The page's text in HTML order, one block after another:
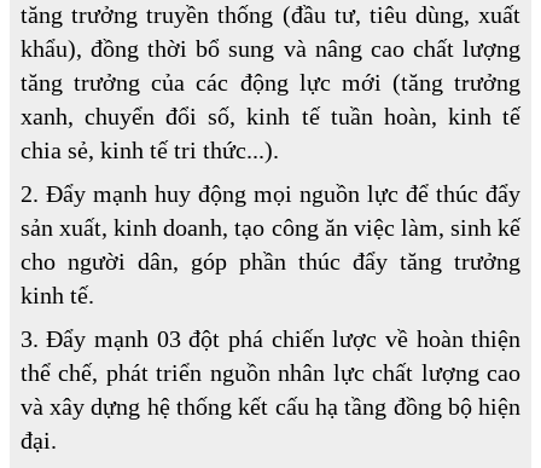
tăng trưởng truyền thống (đầu tư, tiêu dùng, xuất
khẩu), đồng thời bổ sung và nâng cao chất lượng
tăng trưởng của các động lực mới (tăng trưởng
xanh, chuyển đổi số, kinh tế tuần hoàn, kinh tế
chia sẻ, kinh tế tri thức...).
2. Đẩy mạnh huy động mọi nguồn lực để thúc đẩy
sản xuất, kinh doanh, tạo công ăn việc làm, sinh kế
cho người dân, góp phần thúc đẩy tăng trưởng
kinh tế.
3. Đẩy mạnh 03 đột phá chiến lược về hoàn thiện
thể chế, phát triển nguồn nhân lực chất lượng cao
và xây dựng hệ thống kết cấu hạ tầng đồng bộ hiện
đại.